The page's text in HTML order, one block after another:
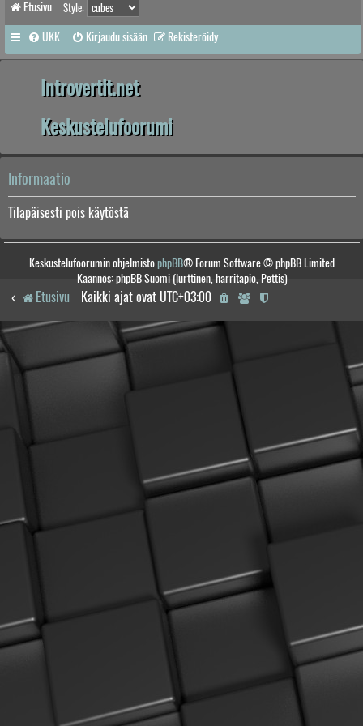
Etusivu Style:
UKK Kirjaudu sisään Rekisteröidy
Introvertit.net
Keskustelufoorumi
Informaatio
Tilapäisesti pois käytöstä
Keskustelufoorumin ohjelmistophpBB® Forum Software © phpBB Limited
Käännös: phpBB Suomi (lurttinen, harritapio, Pettis)
Etusivu Kaikki ajat ovat UTC+03:00